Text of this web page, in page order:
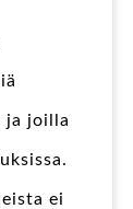
ja joilla
ei